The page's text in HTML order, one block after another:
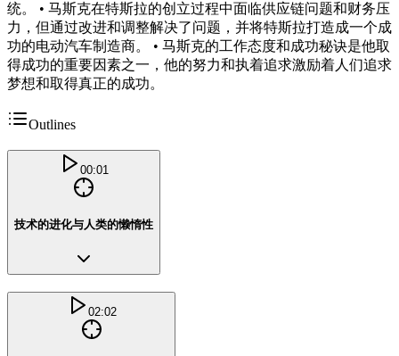
统。 • 马斯克在特斯拉的创立过程中面临供应链问题和财务压
力，但通过改进和调整解决了问题，并将特斯拉打造成一个成
功的电动汽车制造商。 • 马斯克的工作态度和成功秘诀是他取
得成功的重要因素之一，他的努力和执着追求激励着人们追求
梦想和取得真正的成功。
Outlines
00:01
技术的进化与人类的懒惰性
02:02